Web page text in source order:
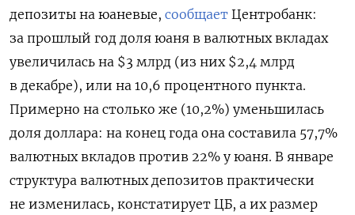
депозиты на юаневые, сообщает Центробанк:
за прошлый год доля юаня в валютных вкладах
увеличилась на $3 млрд (из них $2,4 млрд
в декабре), или на 10,6 процентного пункта.
Примерно на столько же (10,2%) уменьшилась
доля доллара: на конец года она составила 57,7%
валютных вкладов против 22% у юаня. В январе
структура валютных депозитов практически
не изменилась, констатирует ЦБ, а их размер